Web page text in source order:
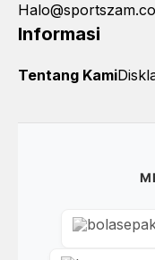
Informasi
Tentang Kami